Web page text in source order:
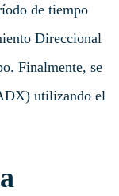
de tiempo
Direccional
Finalmente, se
utilizando el